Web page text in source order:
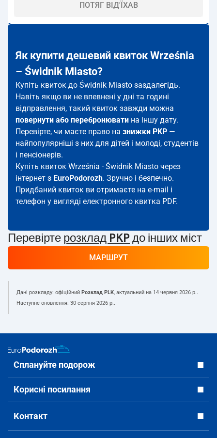
ПОТЯГ ВІД'ЇХАВ
Як купити дешевий квиток Września
– Świdnik Miasto?
Купіть квиток до Świdnik Miasto заздалегідь.
Навіть якщо ви не впевнені у дні та годині
відправлення, такий квиток завжди можна
повернути або перебронювати на іншу дату.
Перевірте, чи маєте право на знижки PKP —
найпопулярніші з них для дітей і молоді, студентів
і пенсіонерів.
Купіть квиток Września - Świdnik Miasto через
інтернет з EuroPodorozh. Зручно і безпечно.
Придбаний квиток ви отримаєте на e-mail і
телефон у вигляді електронного квитка PDF.
Перевірте розклад PKP до інших міст
МАРШРУТ
Дані розкладу: офіційний Розклад PLK, актуальний на 14 червня 2026 р..
Наступне оновлення: 30 серпня 2026 р..
Сплануйте подорож
Корисні посилання
Контакт